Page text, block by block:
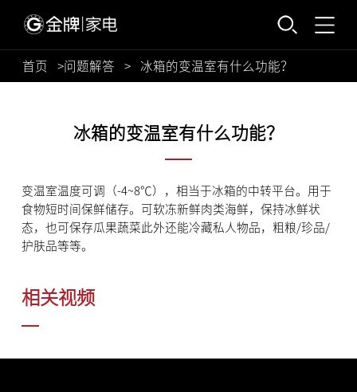
首页 >问题解答 > 冰箱的变温室有什么功能？
冰箱的变温室有什么功能？
变温室温度可调（-4~8℃），相当于冰箱的中转平台。用于
食物短时间保鲜储存。可软冻新鲜肉类海鲜，保持冰鲜状
态，也可保存瓜果蔬菜此外还能冷藏私人物品，粗粮/珍品/
护肤品等等。
相关视频